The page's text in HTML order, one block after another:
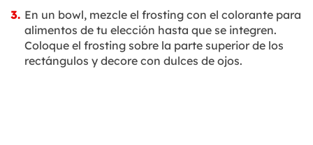
En un bowl, mezcle el frosting con el colorante para
alimentos de tu elección hasta que se integren.
Coloque el frosting sobre la parte superior de los
rectángulos y decore con dulces de ojos.